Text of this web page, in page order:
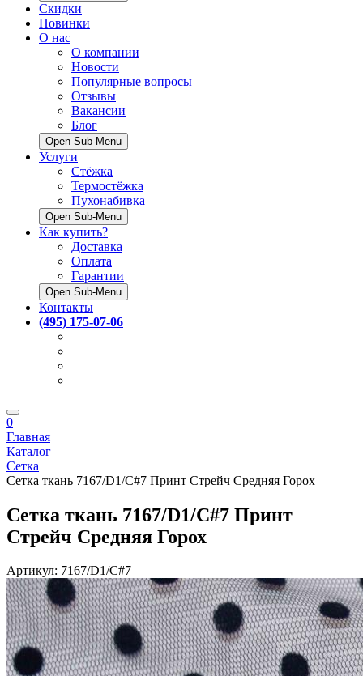
Скидки
Новинки
О нас
О компании
Новости
Популярные вопросы
Отзывы
Вакансии
Блог
Open Sub-Menu
Услуги
Стёжка
Термостёжка
Пухонабивка
Open Sub-Menu
Как купить?
Доставка
Оплата
Гарантии
Open Sub-Menu
Контакты
(495) 175-07-06
0
Главная
Каталог
Сетка
Сетка ткань 7167/D1/C#7 Принт Стрейч Средняя Горох
Сетка ткань 7167/D1/C#7 Принт
Стрейч Средняя Горох
Артикул: 7167/D1/C#7